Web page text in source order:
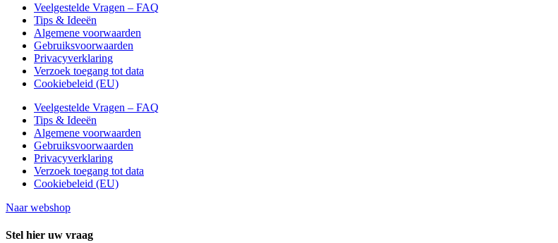
Veelgestelde Vragen – FAQ
Tips & Ideeën
Algemene voorwaarden
Gebruiksvoorwaarden
Privacyverklaring
Verzoek toegang tot data
Cookiebeleid (EU)
Veelgestelde Vragen – FAQ
Tips & Ideeën
Algemene voorwaarden
Gebruiksvoorwaarden
Privacyverklaring
Verzoek toegang tot data
Cookiebeleid (EU)
Naar webshop
Stel hier uw vraag